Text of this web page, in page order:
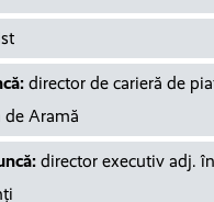
director de carieră de
de Aramă
director executiv adj.